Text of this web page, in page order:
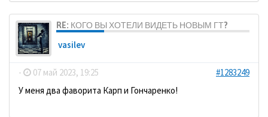
RE: КОГО ВЫ ХОТЕЛИ ВИДЕТЬ НОВЫМ ГТ?
vasilev
- 07 май 2023, 19:25
#1283249
У меня два фаворита Карп и Гончаренко!